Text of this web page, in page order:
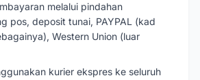
melalui pindahan
pos, deposit tunai, PAYPAL (kad
Western Union (luar
kurier ekspres ke seluruh